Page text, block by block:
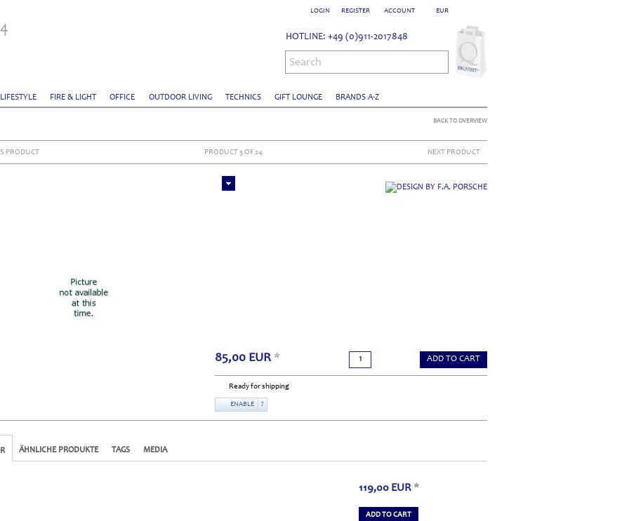
EUR
ACCOUNT
LOGIN REGISTER
FIRE & LIGHT OFFICE OUTDOOR LIVING TECHNICS GIFT LOUNGE BRANDS A-Z
HOTLINE: +49 (0)911-2017848
Search
BACK TO OVERVIEW
PRODUCT PRODUCT 5 OF 24 NEXT PRODUCT
85,00 EUR * ADD TO CART
Ready for shipping
ENABLE ?
ÄHNLICHE PRODUKTE TAGS MEDIA
119,00 EUR *
ADD TO CART